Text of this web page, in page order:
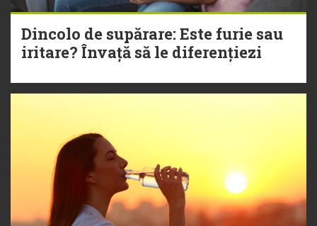
Dincolo de supărare: Este furie sau
iritare? Învață să le diferențiezi